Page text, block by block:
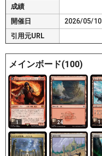
成績
開催日
2026/05/10
引用元URL
メインボード(100)
1 24 1